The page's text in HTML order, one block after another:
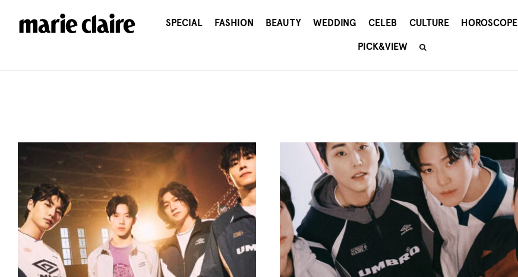
건
SPECIAL FASHION BEAUTY WEDDING CELEB CULTURE HOROSCOPE
PICK&VIEW